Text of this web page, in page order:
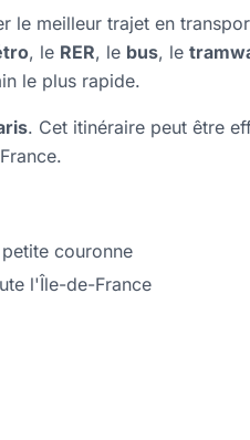
le meilleur trajet en
, le RER, le bus, le
le plus rapide.
. Cet itinéraire peut être
couronne
l'Île-de-France